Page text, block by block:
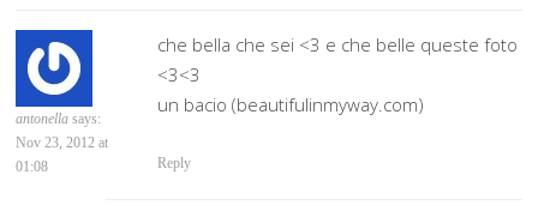
antonella says:
Nov 23, 2012 at
01:08
che bella che sei <3 e che belle queste foto
<3<3
un bacio (beautifulinmyway.com)
Reply